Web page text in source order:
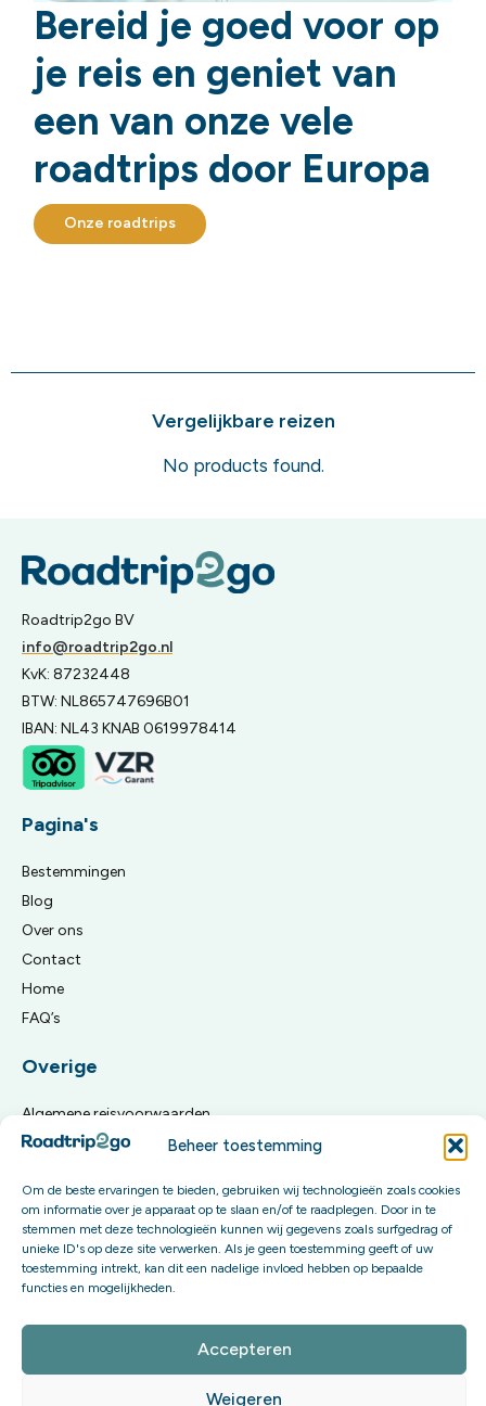
Beheer toestemming
Om de beste ervaringen te bieden, gebruiken wij technologieën zoals cookies
om informatie over je apparaat op te slaan en/of te raadplegen. Door in te
stemmen met deze technologieën kunnen wij gegevens zoals surfgedrag of
unieke ID's op deze site verwerken. Als je geen toestemming geeft of uw
toestemming intrekt, kan dit een nadelige invloed hebben op bepaalde
functies en mogelijkheden.
Accepteren
Weigeren
Bereid je goed voor op
je reis en geniet van
een van onze vele
roadtrips door Europa
Onze roadtrips
Vergelijkbare reizen
No products found.
Roadtrip2go BV
info@roadtrip2go.nl
KvK: 87232448
BTW: NL865747696B01
IBAN: NL43 KNAB 0619978414
Pagina's
Bestemmingen
Blog
Over ons
Contact
Home
FAQ’s
Overige
Algemene reisvoorwaarden
Privacy Policy
Meld je aan voor onze updates
Word onderdeel van onze community en krijg exclusieve
content én invloed op onze toekomstige boekingsopties.
Aanmelden